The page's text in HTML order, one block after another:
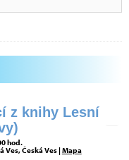
z knihy Lesní
hod.
Ves, Česká Ves |Mapa